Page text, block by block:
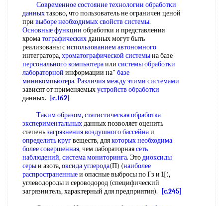
Современное состояние технологии обработки
данныхтаково, что пользователь не ограничен ценой
при выборе необходимыхсвойств системы.
Основные функции обработки и представления
хроматографическихданных могут быть
реализованы сиспользованием автономного
интегратора,хроматографической системына базе
персонального компьютераили системы обработки
лабораторной информации на" базе
миникомпьютера. Различия междуэтими системами
зависят от применяемыхустройств обработки
данных.
[c.162]
Таким образом,статистическая обработка
экспериментальныхданных позволяет оценить
степеньзагрязнения воздушного бассейнаи
определить кругвеществ, длякоторых необходима
более совершенная, чем лабораторнаясеть
наблюдений,система мониторинга. Этодиоксиды
серыи азота,оксида углерода(П) (наиболее
распространенныеи опасные выбросы по Гз и 1[),
углеводороды и сероводород (специфический
загрязнитель, характерный для предприятия).
[c.245]